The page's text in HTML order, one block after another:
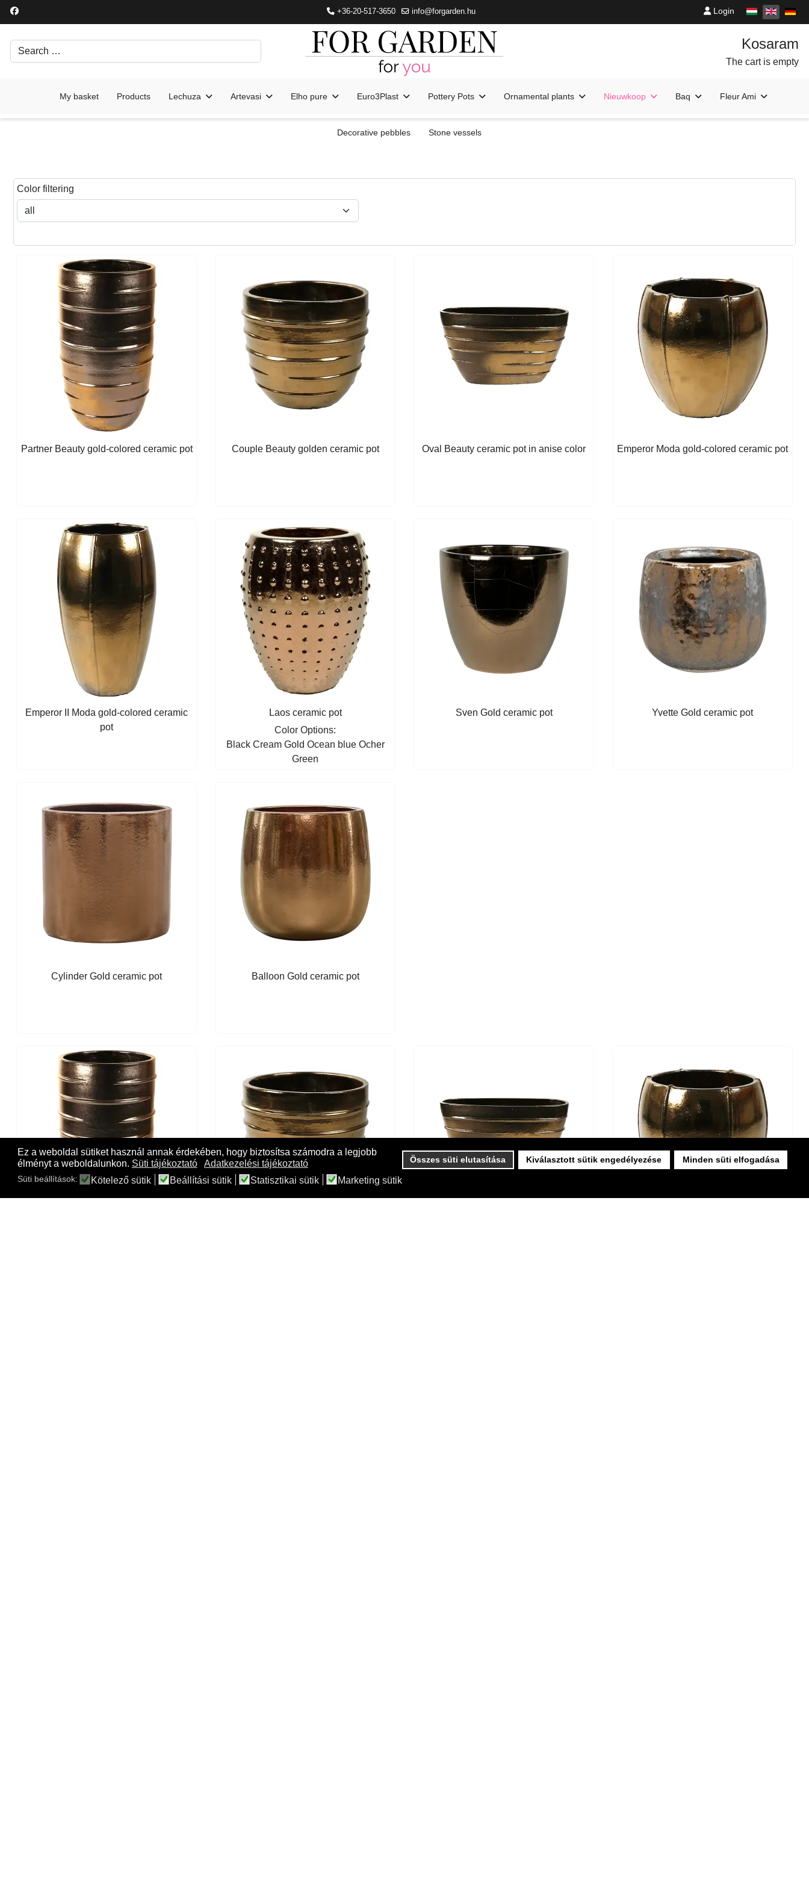
Ez a weboldal sütiket használ annak érdekében, hogy biztosítsa számodra a legjobb
élményt a weboldalunkon. Süti tájékoztató Adatkezelési tájékoztató Összes süti elutasítása Kiválasztott sütik engedélyezése
Minden süti elfogadása
Süti beállítások:
Kötelező sütik Beállítási sütik Statisztikai sütik Marketing sütik
+36-20-517-3650 info@forgarden.hu Login
Search
The cart is empty
My basket Products Lechuza Artevasi Elho pure Euro3Plast Pottery Pots Ornamental plants Nieuwkoop Baq Fleur Ami
Decorative pebbles Stone vessels
Color filtering
Partner Beauty gold-colored ceramic pot Couple Beauty golden ceramic pot Oval Beauty ceramic pot in anise color Emperor Moda gold-colored ceramic pot
Emperor II Moda gold-colored ceramic
pot
Laos ceramic pot
Color Options:
Black Cream Gold Ocean blue Ocher
Green
Sven Gold ceramic pot Yvette Gold ceramic pot
Cylinder Gold ceramic pot Balloon Gold ceramic pot